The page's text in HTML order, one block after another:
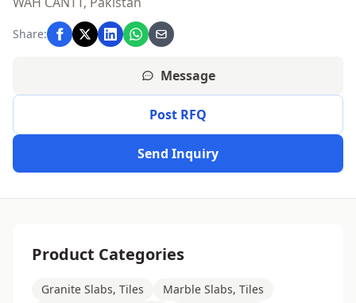
Share:
Message
Post RFQ
Send Inquiry
Product Categories
Granite Slabs, Tiles
Marble Slabs, Tiles